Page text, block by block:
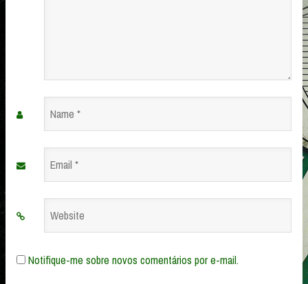
Name
Email
Website
Notifique-me sobre novos comentários por e-mail.